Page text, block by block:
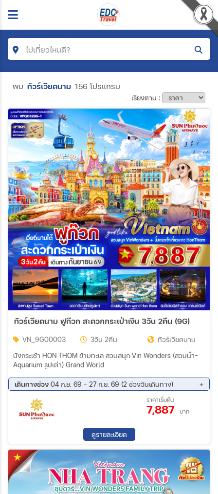
ไปเที่ยวไหนดี?
ค้นหาโปรแกรมทัวร์
โซน
ประเทศ
เมือง
สายการบิน
ตั้งแต่วันที่
ถึงวันที่
เฉพาะเดือน
เฉพาะเทศกาล
ค้นหา
พบ ทัวร์เวียดนาม 156 โปรแกรม
เรียงตาม :
ทัวร์เวียดนาม ฟูก๊วก สะดวกกระเป๋าเงิน 3วัน 2คืน (9G)
VN_9G00003 3วัน 2คืน
ทัวร์เวียดนาม
นั่งกระเช้า HON THOM ข้ามทะเล สวนสนุก Vin Wonders (สวนน้ำ-
Aquarium รูปเต่า) Grand World
เดินทางช่วง 04 ก.ย. 69 - 27 ก.ย. 69 (2 ช่วงวันเดินทาง)
25 ก.ย. 69 - 27 ก.ย. 69
ราคาเริ่มต้น
7,887 บาท
ดูรายละเอียด